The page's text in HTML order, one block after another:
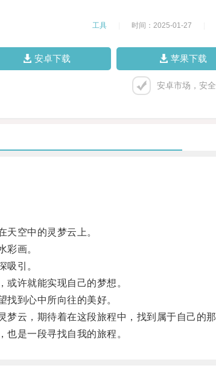
工具 时间：2025-01-27
安卓下载 苹果下载
安卓市场，安
空中的灵梦云上。
画。
引。
许就能实现自己的梦想。
到心中所向往的美好。
云，期待着在这段旅程中，找到属于自己的那
是一段寻找自我的旅程。